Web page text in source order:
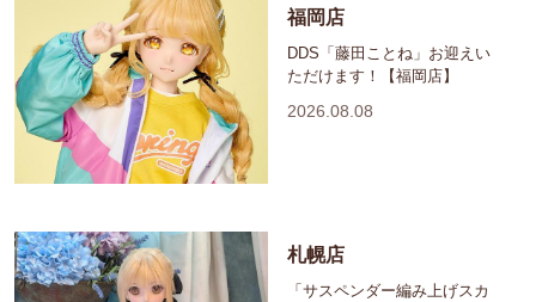
福岡店
DDS「藤田ことね」お迎えい
ただけます！【福岡店】
2026.08.08
札幌店
「サスペンダー編み上げスカ